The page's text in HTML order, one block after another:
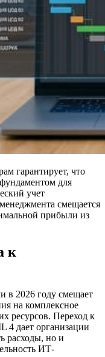
гарантирует, что
для
учет
смещается
прибыли из
к
в 2026 году смещает
на комплексное
ресурсов. Переход к
4 дает организации
расходы, но и
ИТ-